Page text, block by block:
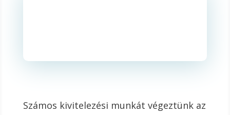
Számos kivitelezési munkát végeztünk az